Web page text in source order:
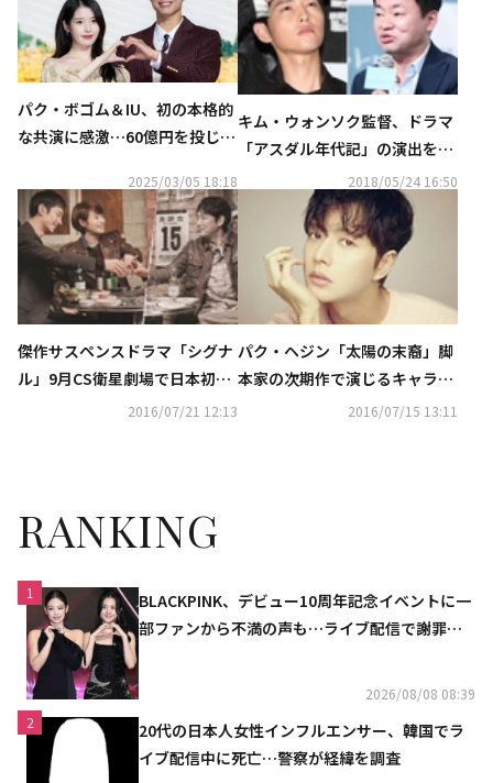
パク・ボゴム＆IU、初の本格的
な共演に感激…60億円を投じた
とができた」
2025/03/05 18:18
キム・ウォンソク監督、ドラマ
「アスダル年代記」の演出を担
当…ソン・ジュンギと再会なる
2018/05/24 16:50
傑作サスペンスドラマ「シグナ
ル」9月CS衛星劇場で日本初放
2016/07/21 12:13
パク・ヘジン「太陽の末裔」脚
本家の次期作で演じるキャラク
ターは“謎めいたニュータイプ
2016/07/15 13:11
RANKING
1
BLACKPINK、デビュー10周年記念イベントに一
部ファンから不満の声も…ライブ配信で謝罪
2026/08/08 08:39
2
20代の日本人女性インフルエンサー、韓国でラ
イブ配信中に死亡…警察が経緯を調査